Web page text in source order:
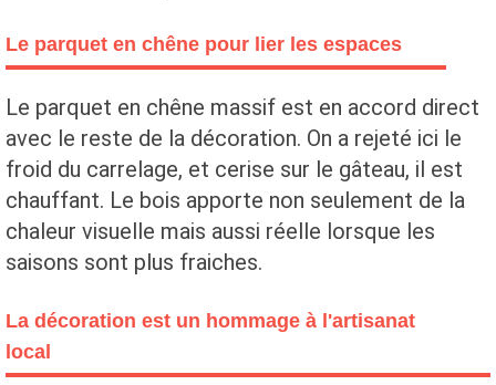
Le parquet en chêne pour lier les espaces
Le parquet en chêne massif est en accord direct
avec le reste de la décoration. On a rejeté ici le
froid du carrelage, et cerise sur le gâteau, il est
chauffant. Le bois apporte non seulement de la
chaleur visuelle mais aussi réelle lorsque les
saisons sont plus fraiches.
La décoration est un hommage à l'artisanat
local